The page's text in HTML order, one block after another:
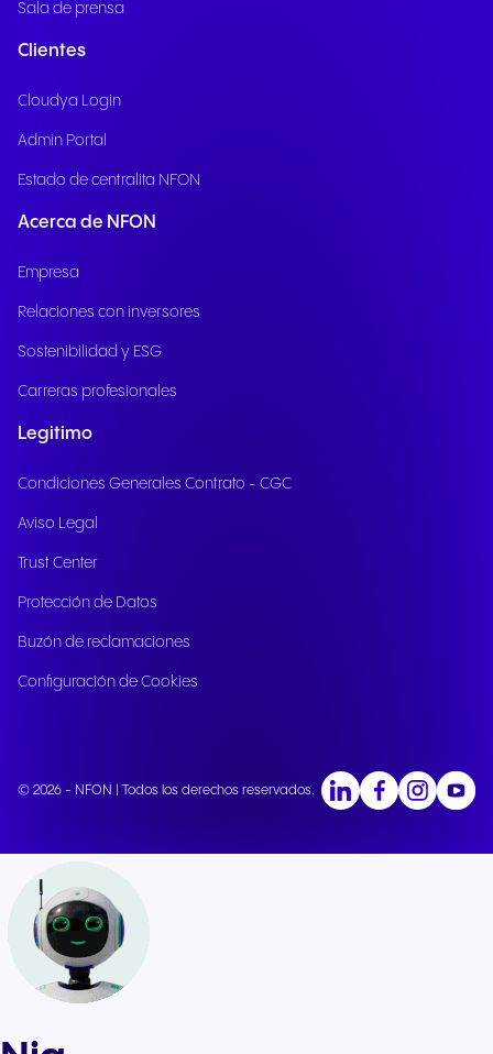
Sala de prensa
Clientes
Cloudya Login
Admin Portal
Estado de centralita NFON
Acerca de NFON
Empresa
Relaciones con inversores
Sostenibilidad y ESG
Carreras profesionales
Legitimo
Condiciones Generales Contrato - CGC
Aviso Legal
Trust Center
Protección de Datos
Buzón de reclamaciones
Configuración de Cookies
© 2026 - NFON | Todos los derechos reservados.